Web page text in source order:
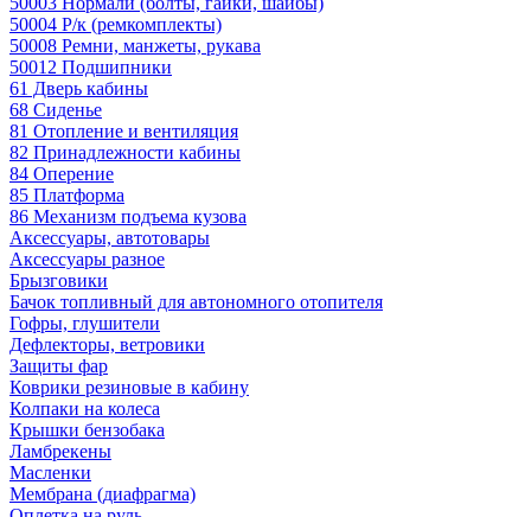
50004 Р/к (ремкомплекты)
50008 Ремни, манжеты, рукава
50012 Подшипники
61 Дверь кабины
68 Сиденье
81 Отопление и вентиляция
82 Принадлежности кабины
84 Оперение
85 Платформа
86 Механизм подъема кузова
Аксессуары, автотовары
Аксессуары разное
Брызговики
Бачок топливный для автономного отопителя
Гофры, глушители
Дефлекторы, ветровики
Защиты фар
Коврики резиновые в кабину
Колпаки на колеса
Крышки бензобака
Ламбрекены
Масленки
Мембрана (диафрагма)